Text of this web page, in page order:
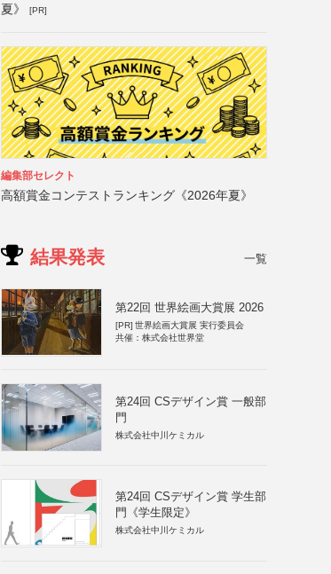
夏》
[PR]
編集部セレクト
高額賞金コンテストランキング《2026年夏》
結果発表 一覧
第22回 世界絵画大賞展 2026
[PR] 世界絵画大賞展 実行委員会
共催：株式会社世界堂
第24回 CSデザイン賞 一般部
門
株式会社中川ケミカル
第24回 CSデザイン賞 学生部
門《学生限定》
株式会社中川ケミカル